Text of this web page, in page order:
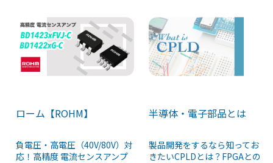
ローム【ROHM】
負電圧・高電圧（40V/80V）対
応！高精度 電流センスアンプ
半導体・電子部品とは
製品開発をするなら知ってお
きたいCPLDとは？FPGAとの